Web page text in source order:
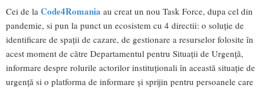
Cei de la Code4Romania au creat un nou Task Force, dupa cel din
pandemie, si pun la punct un ecosistem cu 4 directii: o soluție de
identificare de spații de cazare, de gestionare a resurselor folosite în
acest moment de către Departamentul pentru Situații de Urgență,
informare despre rolurile actorilor instituționali în această situație de
urgență si o platforma de informare și sprijin pentru persoanele care